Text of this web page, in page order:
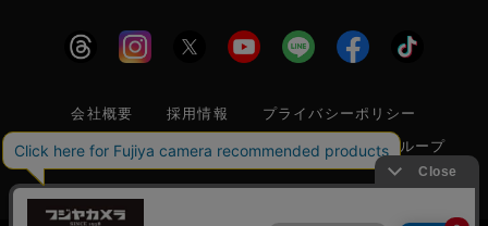
会社概要 採用情報
プライバシーポリシー
特定商取引に関する法律に基づく表示
フジヤグループ
商標登録 第5211024号 株式会社フジヤカメラ店 古物商許可番